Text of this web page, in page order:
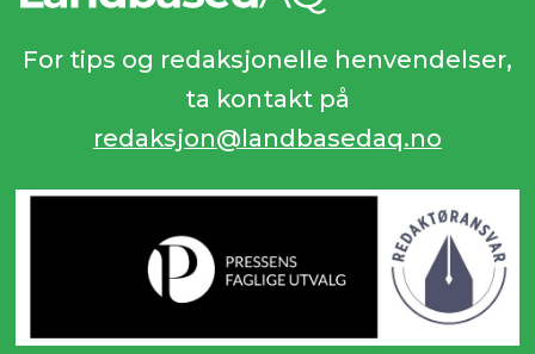
For tips og redaksjonelle henvendelser,
ta kontakt på
redaksjon@landbasedaq.no